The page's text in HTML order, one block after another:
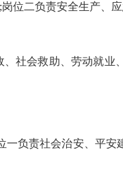
位二负责安全生产、应
社会救助、劳动就业
负责社会治安、平